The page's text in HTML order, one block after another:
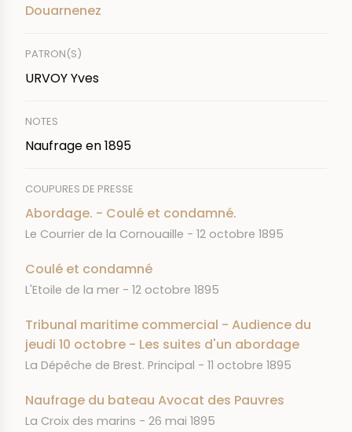
Douarnenez
PATRON(S)
URVOY Yves
NOTES
Naufrage en 1895
COUPURES DE PRESSE
Abordage. - Coulé et condamné.
JOURNAL
Le Courrier de la Cornouaille DATE
12 octobre 1895
Coulé et condamné
JOURNAL
L'Etoile de la mer DATE
12 octobre 1895
Tribunal maritime commercial - Audience du
jeudi 10 octobre - Les suites d'un abordage
JOURNAL
La Dépêche de Brest. Principal DATE
11 octobre 1895
Naufrage du bateau Avocat des Pauvres
JOURNAL
La Croix des marins DATE
26 mai 1895